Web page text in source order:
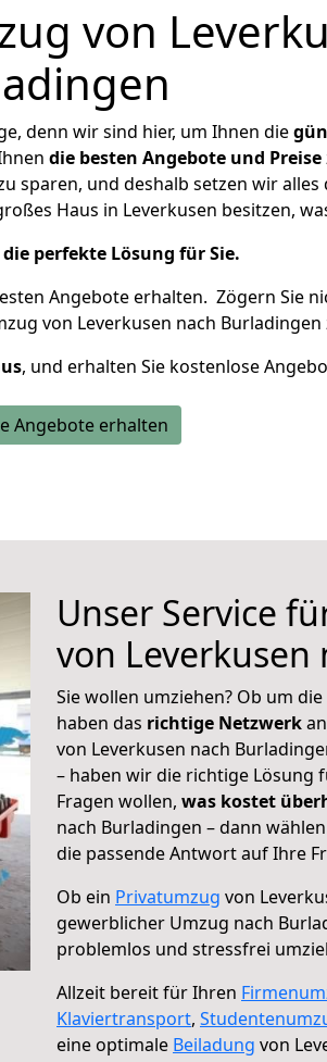
von
denn wir sind hier, um Ihnen die
die besten Angebote und Preise
sparen, und deshalb setzen wir
Haus in Leverkusen besitzen,
perfekte Lösung für Sie.
Angebote erhalten. Zögern Sie
von Leverkusen nach Burladingen
, und erhalten Sie kostenlose
Angebote erhalten
Unser Service
von
Sie wollen umziehen? Ob um
haben das richtige Netzwerk
von Leverkusen nach
– haben wir die richtige Lösung
Fragen wollen, was kostet
nach Burladingen – dann
die passende Antwort auf Ihre
Ob ein Privatumzug von
gewerblicher Umzug nach
problemlos und stressfrei
Allzeit bereit für Ihren
Klaviertransport,
eine optimale Beiladung von